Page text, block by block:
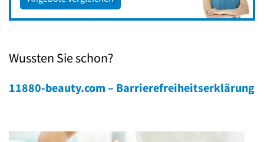
Wussten Sie schon?
11880-beauty.com – Barrierefreiheitserklärung